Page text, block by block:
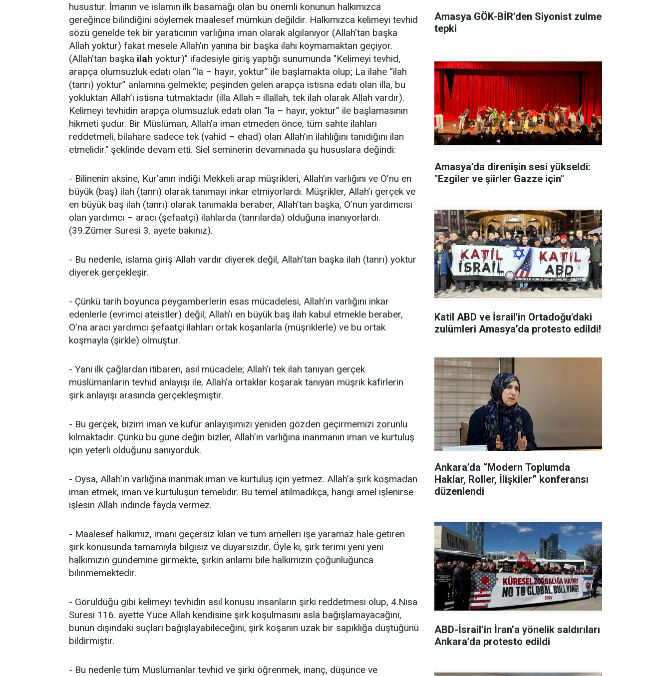
husustur. İmanın ve islamın ilk basamağı olan bu önemli konunun halkımızca
gereğince bilindiğini söylemek maalesef mümkün değildir. Halkımızca kelimeyi tevhid
sözü genelde tek bir yaratıcının varlığına iman olarak algılanıyor (Allah'tan başka
Allah yoktur) fakat mesele Allah'ın yanına bir başka ilahı koymamaktan geçiyor.
(Allah'tan başka ilah yoktur)" ifadesiyle giriş yaptığı sunumunda "Kelimeyi tevhid,
arapça olumsuzluk edatı olan “la – hayır, yoktur” ile başlamakta olup; La ilahe “ilah
(tanrı) yoktur” anlamına gelmekte; peşinden gelen arapça istisna edatı olan illa, bu
yokluktan Allah’ı istisna tutmaktadır (illa Allah = illallah, tek ilah olarak Allah vardır).
Kelimeyi tevhidin arapça olumsuzluk edatı olan “la – hayır, yoktur” ile başlamasının
hikmeti şudur. Bir Müslüman, Allah’a iman etmeden önce, tüm sahte ilahları
reddetmeli, bilahare sadece tek (vahid – ehad) olan Allah’ın ilahlığını tanıdığını ilan
etmelidir." şeklinde devam etti. Siel seminerin devamınada şu hususlara değindi:
- Bilinenin aksine, Kur’anın indiği Mekkeli arap müşrikleri, Allah’ın varlığını ve O’nu en
büyük (baş) ilah (tanrı) olarak tanımayı inkar etmiyorlardı. Müşrikler, Allah’ı gerçek ve
en büyük baş ilah (tanrı) olarak tanımakla beraber, Allah’tan başka, O’nun yardımcısı
olan yardımcı – aracı (şefaatçi) ilahlarda (tanrılarda) olduğuna inanıyorlardı.
(39.Zümer Suresi 3. ayete bakınız).
- Bu nedenle, islama giriş Allah vardır diyerek değil, Allah’tan başka ilah (tanrı) yoktur
diyerek gerçekleşir.
- Çünkü tarih boyunca peygamberlerin esas mücadelesi, Allah’ın varlığını inkar
edenlerle (evrimci ateistler) değil, Allah’ı en büyük baş ilah kabul etmekle beraber,
O’na aracı yardımcı şefaatçi ilahları ortak koşanlarla (müşriklerle) ve bu ortak
koşmayla (şirkle) olmuştur.
- Yani ilk çağlardan itibaren, asıl mücadele; Allah’ı tek ilah tanıyan gerçek
müslümanların tevhid anlayışı ile, Allah’a ortaklar koşarak tanıyan müşrik kafirlerin
şirk anlayışı arasında gerçekleşmiştir.
- Bu gerçek, bizim iman ve küfür anlayışımızı yeniden gözden geçirmemizi zorunlu
kılmaktadır. Çünkü bu güne değin bizler, Allah’ın varlığına inanmanın iman ve kurtuluş
için yeterli olduğunu sanıyorduk.
- Oysa, Allah’ın varlığına inanmak iman ve kurtuluş için yetmez. Allah’a şirk koşmadan
iman etmek, iman ve kurtuluşun temelidir. Bu temel atılmadıkça, hangi amel işlenirse
işlesin Allah indinde fayda vermez.
- Maalesef halkımız, imanı geçersiz kılan ve tüm amelleri işe yaramaz hale getiren
şirk konusunda tamamıyla bilgisiz ve duyarsızdır. Öyle ki, şirk terimi yeni yeni
halkımızın gündemine girmekte, şirkin anlamı bile halkımızın çoğunluğunca
bilinmemektedir.
- Görüldüğü gibi kelimeyi tevhidin asıl konusu insanların şirki reddetmesi olup, 4.Nisa
Suresi 116. ayette Yüce Allah kendisine şirk koşulmasını asla bağışlamayacağını,
bunun dışındaki suçları bağışlayabileceğini, şirk koşanın uzak bir sapıklığa düştüğünü
bildirmiştir.
- Bu nedenle tüm Müslümanlar tevhid ve şirki öğrenmek, inanç, düşünce ve
Amasya GÖK-BİR’den Siyonist zulme
tepki
Amasya’da direnişin sesi yükseldi:
"Ezgiler ve şiirler Gazze için"
Katil ABD ve İsrail'in Ortadoğu'daki
zulümleri Amasya’da protesto edildi!
Ankara’da “Modern Toplumda
Haklar, Roller, İlişkiler” konferansı
düzenlendi
ABD-İsrail’in İran’a yönelik saldırıları
Ankara’da protesto edildi